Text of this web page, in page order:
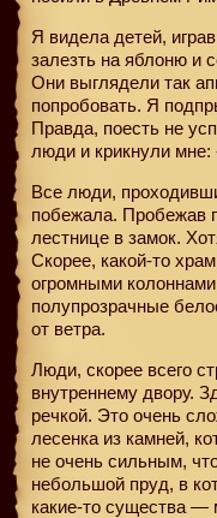
Я видела детей,
залезть на яблоню и
Они выглядели так
попробовать. Я
Правда, поесть не
люди и крикнули мне:
Все люди,
побежала. Пробежав
лестнице в замок.
Скорее, какой-то
огромными
полупрозрачные
от ветра.
Люди, скорее всего
внутреннему двору.
речкой. Это очень
лесенка из камней,
не очень сильным,
небольшой пруд, в
какие-то существа —